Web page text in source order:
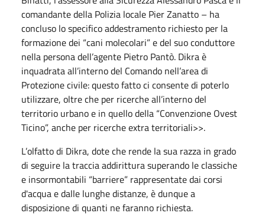
comandante della Polizia locale Pier Zanatto – ha
concluso lo specifico addestramento richiesto per la
formazione dei “cani molecolari” e del suo conduttore
nella persona dell’agente Pietro Pantò. Dikra è
inquadrata all’interno del Comando nell’area di
Protezione civile: questo fatto ci consente di poterlo
utilizzare, oltre che per ricerche all’interno del
territorio urbano e in quello della “Convenzione Ovest
Ticino”, anche per ricerche extra territoriali>>.
L’olfatto di Dikra, dote che rende la sua razza in grado
di seguire la traccia addirittura superando le classiche
e insormontabili “barriere” rappresentate dai corsi
d'acqua e dalle lunghe distanze, è dunque a
disposizione di quanti ne faranno richiesta.